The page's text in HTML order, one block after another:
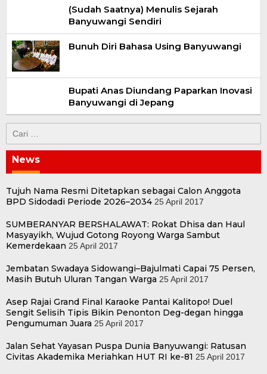
(Sudah Saatnya) Menulis Sejarah
Banyuwangi Sendiri
Bunuh Diri Bahasa Using Banyuwangi
Bupati Anas Diundang Paparkan Inovasi
Banyuwangi di Jepang
untuk:
News
Tujuh Nama Resmi Ditetapkan sebagai Calon Anggota
BPD Sidodadi Periode 2026–2034 25 April 2017
SUMBERANYAR BERSHALAWAT: Rokat Dhisa dan Haul
Masyayikh, Wujud Gotong Royong Warga Sambut
Kemerdekaan 25 April 2017
Jembatan Swadaya Sidowangi–Bajulmati Capai 75 Persen,
Masih Butuh Uluran Tangan Warga 25 April 2017
Asep Rajai Grand Final Karaoke Pantai Kalitopo! Duel
Sengit Selisih Tipis Bikin Penonton Deg-degan hingga
Pengumuman Juara 25 April 2017
Jalan Sehat Yayasan Puspa Dunia Banyuwangi: Ratusan
Civitas Akademika Meriahkan HUT RI ke-81 25 April 2017